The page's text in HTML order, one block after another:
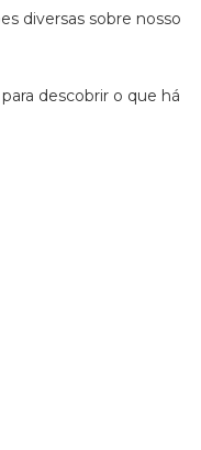
diversas sobre nosso
para descobrir o que há